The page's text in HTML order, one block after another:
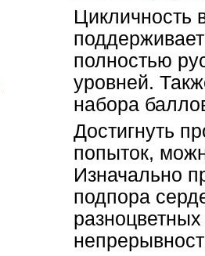
Цикличность
полностью
уровней.
набора
Достигнуть
попыток,
Изначально
подпора